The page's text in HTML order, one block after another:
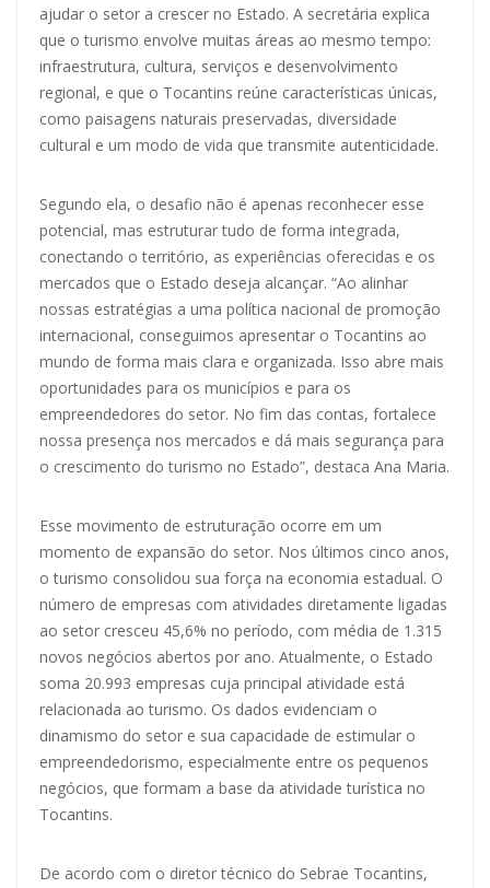
ajudar o setor a crescer no Estado. A secretária explica
que o turismo envolve muitas áreas ao mesmo tempo:
infraestrutura, cultura, serviços e desenvolvimento
regional, e que o Tocantins reúne características únicas,
como paisagens naturais preservadas, diversidade
cultural e um modo de vida que transmite autenticidade.
Segundo ela, o desafio não é apenas reconhecer esse
potencial, mas estruturar tudo de forma integrada,
conectando o território, as experiências oferecidas e os
mercados que o Estado deseja alcançar. “Ao alinhar
nossas estratégias a uma política nacional de promoção
internacional, conseguimos apresentar o Tocantins ao
mundo de forma mais clara e organizada. Isso abre mais
oportunidades para os municípios e para os
empreendedores do setor. No fim das contas, fortalece
nossa presença nos mercados e dá mais segurança para
o crescimento do turismo no Estado”, destaca Ana Maria.
Esse movimento de estruturação ocorre em um
momento de expansão do setor. Nos últimos cinco anos,
o turismo consolidou sua força na economia estadual. O
número de empresas com atividades diretamente ligadas
ao setor cresceu 45,6% no período, com média de 1.315
novos negócios abertos por ano. Atualmente, o Estado
soma 20.993 empresas cuja principal atividade está
relacionada ao turismo. Os dados evidenciam o
dinamismo do setor e sua capacidade de estimular o
empreendedorismo, especialmente entre os pequenos
negócios, que formam a base da atividade turística no
Tocantins.
De acordo com o diretor técnico do Sebrae Tocantins,